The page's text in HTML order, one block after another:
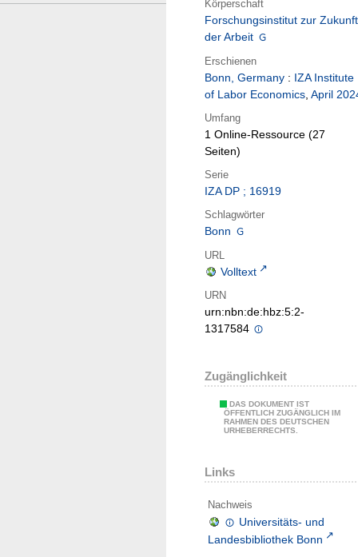
Körperschaft
Forschungsinstitut zur Zukunft
der Arbeit
Erschienen
Bonn, Germany : IZA Institute
of Labor Economics, April
Umfang
1 Online-Ressource (27
Seiten)
Serie
IZA DP ; 16919
Schlagwörter
Bonn
URL
Volltext
URN
urn:nbn:de:hbz:5:2-
1317584
Zugänglichkeit
DAS DOKUMENT IST
ÖFFENTLICH ZUGÄNGLICH IM
RAHMEN DES DEUTSCHEN
URHEBERRECHTS.
Links
Nachweis
Universitäts- und
Landesbibliothek Bonn